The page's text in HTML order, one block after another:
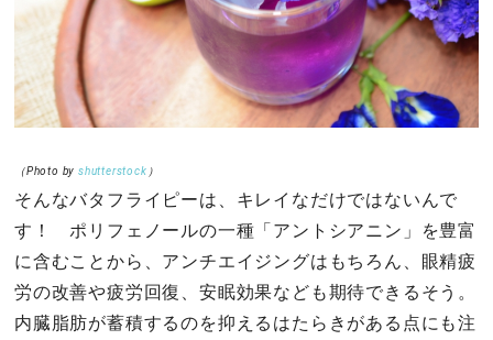
（Photo by shutterstock ）
そんなバタフライピーは、キレイなだけではないんで
す！ ポリフェノールの一種「アントシアニン」を豊富
に含むことから、アンチエイジングはもちろん、眼精疲
労の改善や疲労回復、安眠効果なども期待できるそう。
内臓脂肪が蓄積するのを抑えるはたらきがある点にも注